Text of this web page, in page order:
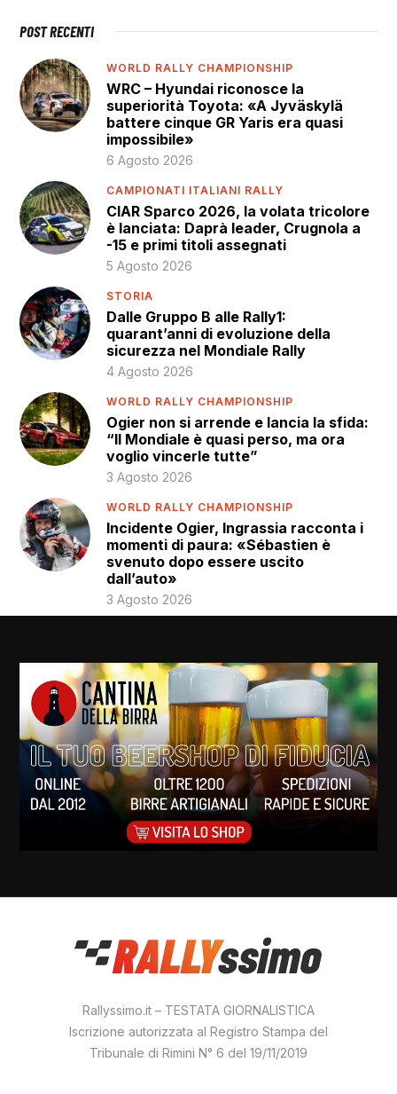
POST RECENTI
WORLD RALLY CHAMPIONSHIP
WRC – Hyundai riconosce la
superiorità Toyota: «A Jyväskylä
battere cinque GR Yaris era quasi
impossibile»
6 Agosto 2026
CAMPIONATI ITALIANI RALLY
CIAR Sparco 2026, la volata tricolore
è lanciata: Daprà leader, Crugnola a
-15 e primi titoli assegnati
5 Agosto 2026
STORIA
Dalle Gruppo B alle Rally1:
quarant’anni di evoluzione della
sicurezza nel Mondiale Rally
4 Agosto 2026
WORLD RALLY CHAMPIONSHIP
Ogier non si arrende e lancia la sfida:
“Il Mondiale è quasi perso, ma ora
voglio vincerle tutte”
3 Agosto 2026
WORLD RALLY CHAMPIONSHIP
Incidente Ogier, Ingrassia racconta i
momenti di paura: «Sébastien è
svenuto dopo essere uscito
dall’auto»
3 Agosto 2026
Rallyssimo.it – TESTATA GIORNALISTICA
Iscrizione autorizzata al Registro Stampa del
Tribunale di Rimini N° 6 del 19/11/2019